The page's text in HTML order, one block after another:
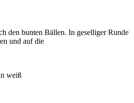
den bunten Bällen. In geselliger Runde
und auf die